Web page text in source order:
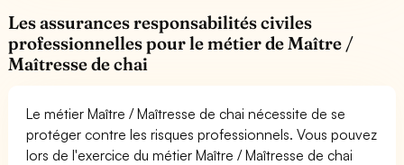
Les assurances responsabilités civiles
professionnelles pour le métier de Maître /
Maîtresse de chai
Le métier Maître / Maîtresse de chai nécessite de se
protéger contre les risques professionnels. Vous pouvez
lors de l'exercice du métier Maître / Maîtresse de chai